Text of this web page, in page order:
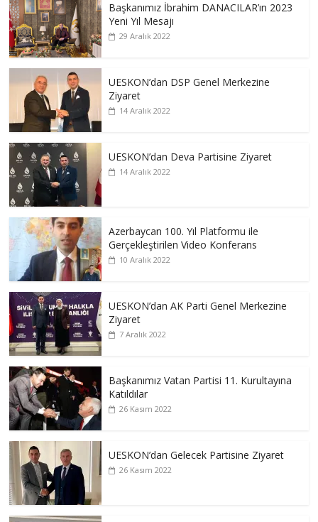
Başkanımız İbrahim DANACILAR’ın 2023
Yeni Yıl Mesajı
29 Aralık 2022
UESKON’dan DSP Genel Merkezine
Ziyaret
14 Aralık 2022
UESKON’dan Deva Partisine Ziyaret
14 Aralık 2022
Azerbaycan 100. Yıl Platformu ile
Gerçekleştirilen Video Konferans
10 Aralık 2022
UESKON’dan AK Parti Genel Merkezine
Ziyaret
7 Aralık 2022
Başkanımız Vatan Partisi 11. Kurultayına
Katıldılar
26 Kasım 2022
UESKON’dan Gelecek Partisine Ziyaret
26 Kasım 2022